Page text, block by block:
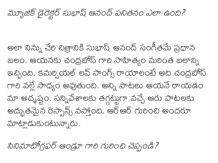
మ్యూజిక్ డైరెక్టర్ సుభాష్ ఆనంద్ పనితనం ఎలా ఉంది?
అలా నిన్ను చేరి చిత్రానికి సుభాష్ ఆనంద్ సంగీతమే ప్రధాన
బలం. ఆయనకు చంద్రబోస్ గారి సాహిత్యం మరింత బలాన్ని
ఇచ్చింది. కమర్షియల్ లవ్ సాంగ్స్ రాయాలంటే అది చంద్రబోస్
గారి వల్లే సాధ్యం అవుతుంది. అన్ని పాటలు ఆయనే రాయడం
మా అదృష్టం. సన్నివేశాలకు తగ్గట్టుగా వచ్చే ఆరు పాటలకు
అద్భుతమైన రెస్పాన్స్ వస్తోంది. ఆర్ఆర్ గురించి అందరూ
మాట్లాడుకుంటున్నారు.
సినిమాటోగ్రఫర్ ఆండ్రూ గారి గురించి చెప్పండి?